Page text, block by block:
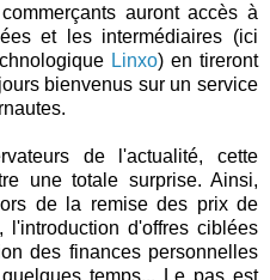
auront accès à
et les intermédiaires (ici
Linxo) en tireront
bienvenus sur un service
de l'actualité, cette
une totale surprise. Ainsi,
de la remise des prix de
l'introduction d'offres ciblées
des finances personnelles
temps... Le pas est